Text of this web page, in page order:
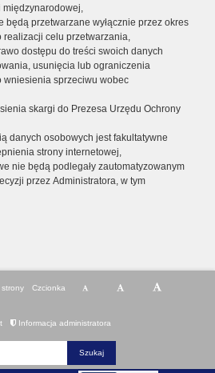
międzynarodowej,
będą przetwarzane wyłącznie przez okres
celu przetwarzania,
dostępu do treści swoich danych
usunięcia lub ograniczenia
sprzeciwu wobec
skargi do Prezesa Urzędu Ochrony
danych osobowych jest fakultatywne
strony internetowej,
nie będą podlegały zautomatyzowanym
przez Administratora, w tym
Czcionka
Informacja administratora